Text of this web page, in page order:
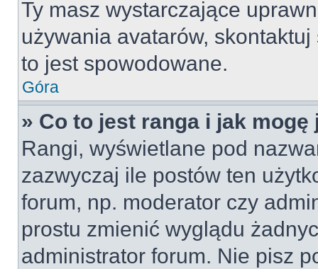
Ty masz wystarczające
używania avatarów,
to jest spowodowane.
Góra
» Co to jest ranga i jak mogę
Rangi, wyświetlane pod
zazwyczaj ile postów ten
forum, np. moderator czy
prostu zmienić wyglądu
administrator forum. Nie pisz